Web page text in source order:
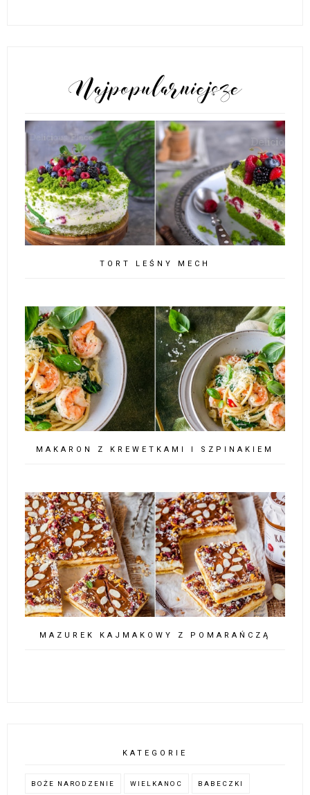
POPULARNE POSTY
TORT LEŚNY MECH
MAKARON Z KREWETKAMI I SZPINAKIEM
MAZUREK KAJMAKOWY Z POMARAŃCZĄ
KATEGORIE
BOŻE NARODZENIE WIELKANOC BABECZKI